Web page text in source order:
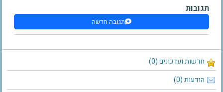
חדשות ועדכונים (0)
הודעות (0)
תגובות
תגובה חדשה